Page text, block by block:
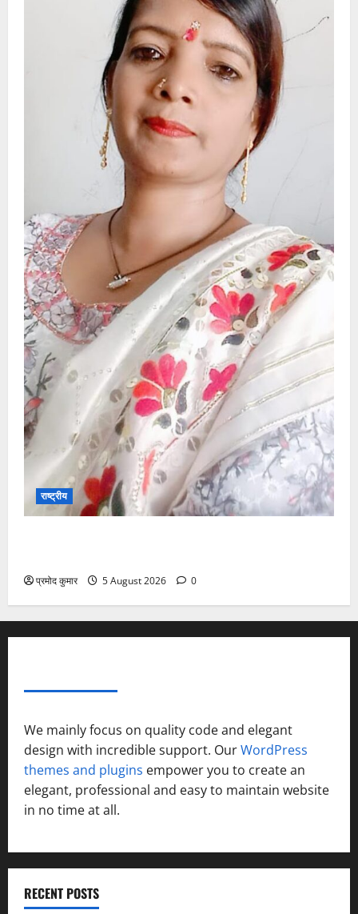
राष्ट्रीय
प्रमोद कुमार 5 August 2026 0
We mainly focus on quality code and elegant
design with incredible support. OurWordPress
themes and plugins empower you to create an
elegant, professional and easy to maintain website
in no time at all.
RECENT POSTS